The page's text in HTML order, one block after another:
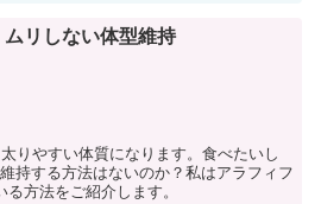
ムリしない体型維持
りやすい体質になります。食べたいし
持する方法はないのか？私はアラフィフ
方法をご紹介します。